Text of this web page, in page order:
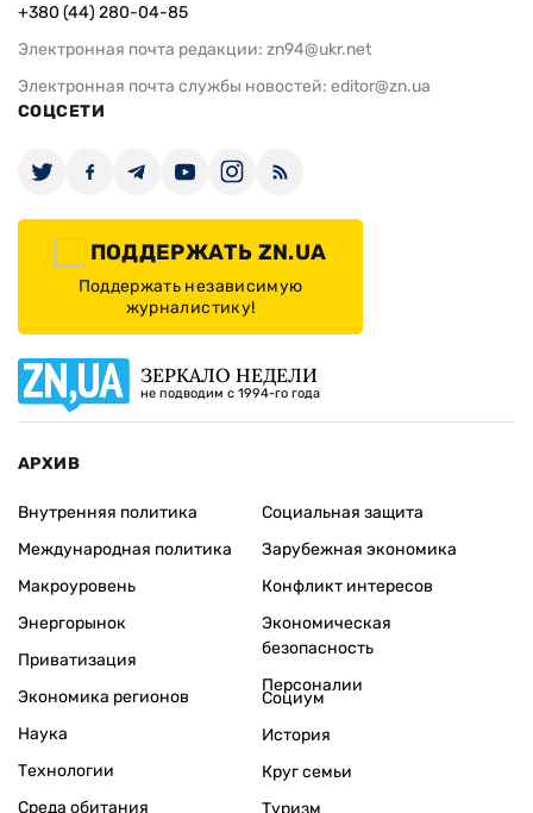
+380 (44) 280-04-85
Электронная почта редакции: zn94@ukr.net
Электронная почта службы новостей: editor@zn.ua
СОЦСЕТИ
ПОДДЕРЖАТЬ ZN.UA
Поддержать независимую
журналистику!
ЗЕРКАЛО НЕДЕЛИ
не подводим с 1994-го года
АРХИВ
Внутренняя политика
Международная политика
Макроуровень
Энергорынок
Приватизация
Экономика регионов
Социальная защита
Зарубежная экономика
Конфликт интересов
Экономическая
безопасность
Персоналии
Наука
Технологии
Среда обитания
Социум
История
Круг семьи